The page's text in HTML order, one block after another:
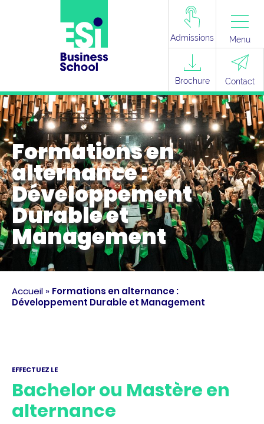
Menu
Admissions
Brochure Contact
Formations en
alternance :
Développement
Durable et
Management
Accueil » Formations en alternance :
Développement Durable et Management
EFFECTUEZ LE
Bachelor ou Mastère en
alternance